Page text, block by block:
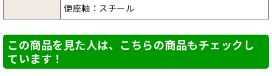
便座軸：スチール
この商品を見た人は、こちらの商品もチェックし
ています！